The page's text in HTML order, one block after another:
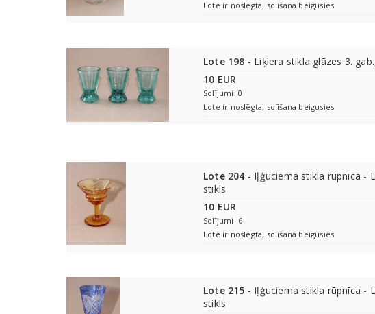
Lote ir noslēgta, solīšana beigusies
Lote 198 - Liķiera stikla glāzes 3.
10 EUR
Solījumi: 0
Lote ir noslēgta, solīšana beigusies
Lote 204 - Iļģuciema stikla rūpnīca -
stikls
10 EUR
Solījumi: 6
Lote ir noslēgta, solīšana beigusies
Lote 215 - Iļģuciema stikla rūpnīca -
stikls